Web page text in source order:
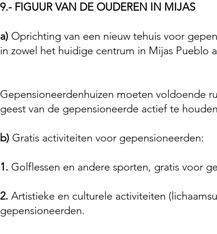
9.- FIGUUR VAN DE OUDEREN IN MIJAS
a) Oprichting van een nieuw tehuis voor
in zowel het huidige centrum in Mijas Pueblo
Gepensioneerdenhuizen moeten voldoende
geest van de gepensioneerde actief te
b) Gratis activiteiten voor gepensioneerden:
1. Golflessen en andere sporten, gratis voor
2. Artistieke en culturele activiteiten
gepensioneerden.